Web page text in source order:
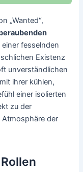
„Wanted“,
fesselnden
Existenz
unverständlichen
ihrer kühlen,
einer isolierten
zu der
der